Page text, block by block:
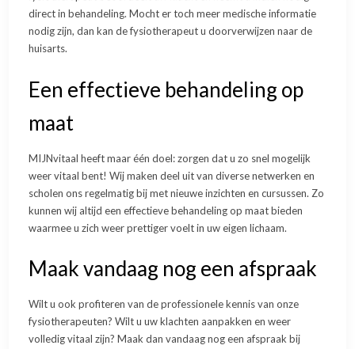
direct in behandeling. Mocht er toch meer medische informatie
nodig zijn, dan kan de fysiotherapeut u doorverwijzen naar de
huisarts.
Een effectieve behandeling op
maat
MIJNvitaal heeft maar één doel: zorgen dat u zo snel mogelijk
weer vitaal bent! Wij maken deel uit van diverse netwerken en
scholen ons regelmatig bij met nieuwe inzichten en cursussen. Zo
kunnen wij altijd een effectieve behandeling op maat bieden
waarmee u zich weer prettiger voelt in uw eigen lichaam.
Maak vandaag nog een afspraak
Wilt u ook profiteren van de professionele kennis van onze
fysiotherapeuten? Wilt u uw klachten aanpakken en weer
volledig vitaal zijn? Maak dan vandaag nog een afspraak bij